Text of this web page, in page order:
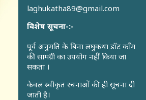
laghukatha89@gmail.com
विशेष सूचना-:-
पूर्व अनुमति के बिना लघुकथा डॉट कॉंम
की सामग्री का उपयोग नहीं किया जा
सकता ।
केवल स्वीकृत रचनाओं की ही सूचना दी
जाती है।